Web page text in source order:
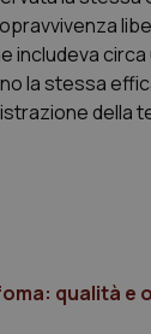
includeva
la stessa
della
qualità